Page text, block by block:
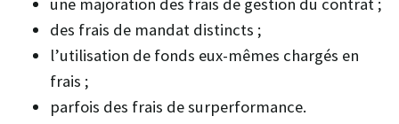
une majoration des frais de gestion du contrat ;
des frais de mandat distincts ;
l’utilisation de fonds eux-mêmes chargés en
frais ;
parfois des frais de surperformance.